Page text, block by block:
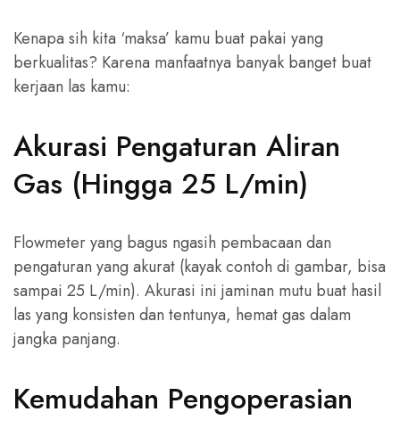
Kenapa sih kita ‘maksa’ kamu buat pakai yang
berkualitas? Karena manfaatnya banyak banget buat
kerjaan las kamu:
Akurasi Pengaturan Aliran
Gas (Hingga 25 L/min)
Flowmeter yang bagus ngasih pembacaan dan
pengaturan yang akurat (kayak contoh di gambar, bisa
sampai 25 L/min). Akurasi ini jaminan mutu buat hasil
las yang konsisten dan tentunya, hemat gas dalam
jangka panjang.
Kemudahan Pengoperasian